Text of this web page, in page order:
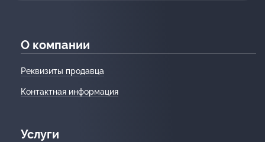
О компании
Реквизиты продавца
Контактная информация
Услуги